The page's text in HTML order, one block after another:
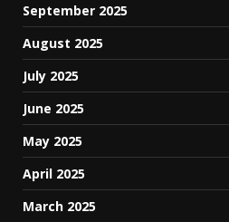
September 2025
August 2025
July 2025
June 2025
May 2025
April 2025
March 2025